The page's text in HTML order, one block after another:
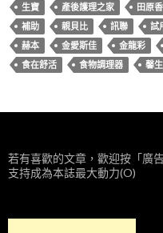
生寶
產後護理之家 田原香
補助
親貝比 訊聯 試
赫本
金愛斯佳 金龍彩
食在舒活
食物調理器 馨生
若有喜歡的文章，歡迎按「廣
支持成為本誌最大動力(O)